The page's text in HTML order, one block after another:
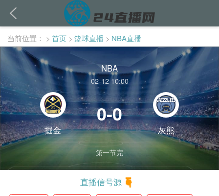
当前位置： > 首页 > 篮球直播 > NBA直播
NBA
02-12 10:00
掘金
0-0
灰熊
第一节完
直播信号源